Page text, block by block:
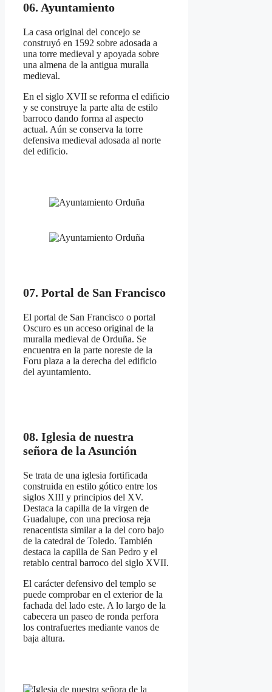
06. Ayuntamiento
La casa original del concejo se
construyó en 1592 sobre adosada a
una torre medieval y apoyada sobre
una almena de la antigua muralla
medieval.
En el siglo XVII se reforma el edificio
y se construye la parte alta de estilo
barroco dando forma al aspecto
actual. Aún se conserva la torre
defensiva medieval adosada al norte
del edificio.
07. Portal de San Francisco
El portal de San Francisco o portal
Oscuro es un acceso original de la
muralla medieval de Orduña. Se
encuentra en la parte noreste de la
Foru plaza a la derecha del edificio
del ayuntamiento.
08. Iglesia de nuestra
señora de la Asunción
Se trata de una iglesia fortificada
construida en estilo gótico entre los
siglos XIII y principios del XV.
Destaca la capilla de la virgen de
Guadalupe, con una preciosa reja
renacentista similar a la del coro bajo
de la catedral de Toledo. También
destaca la capilla de San Pedro y el
retablo central barroco del siglo XVII.
El carácter defensivo del templo se
puede comprobar en el exterior de la
fachada del lado este. A lo largo de la
cabecera un paseo de ronda perfora
los contrafuertes mediante vanos de
baja altura.